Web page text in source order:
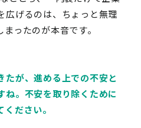
広げるのは、ちょっと無理
ったのが本音です。
たが、進める上での不安と
ね。不安を取り除くために
ださい。